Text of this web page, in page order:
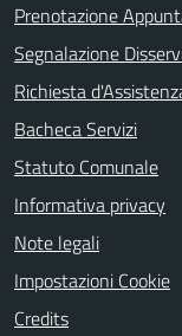
Prenotazione
Segnalazione
Richiesta
Bacheca Servizi
Statuto Comunale
Informativa privacy
Note legali
Impostazioni Cookie
Credits